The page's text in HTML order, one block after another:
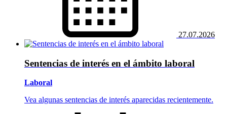
27.07.2026
Sentencias de interés en el ámbito laboral
Laboral
Vea algunas sentencias de interés aparecidas recientemente.